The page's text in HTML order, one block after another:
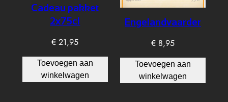
Cadeau pakket
2x75cl
€ 21,95
Toevoegen aan
winkelwagen
Engelandvaarder
€ 8,95
Toevoegen aan
winkelwagen